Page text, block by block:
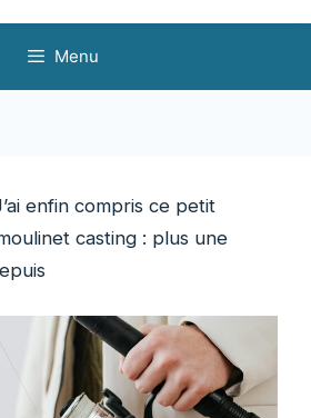
Menu
enfin compris ce petit
casting : plus une